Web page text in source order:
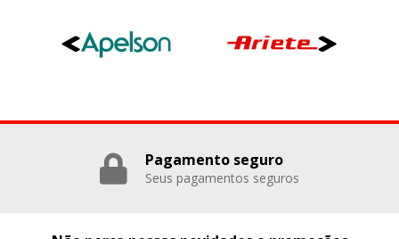
Pagamento seguro
Seus pagamentos seguros